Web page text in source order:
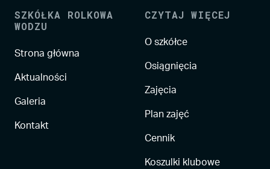
SZKÓŁKA ROLKOWA
WODZU
Strona główna
Aktualności
Galeria
Kontakt
CZYTAJ WIĘCEJ
O szkółce
Osiągnięcia
Zajęcia
Plan zajęć
Cennik
Koszulki klubowe